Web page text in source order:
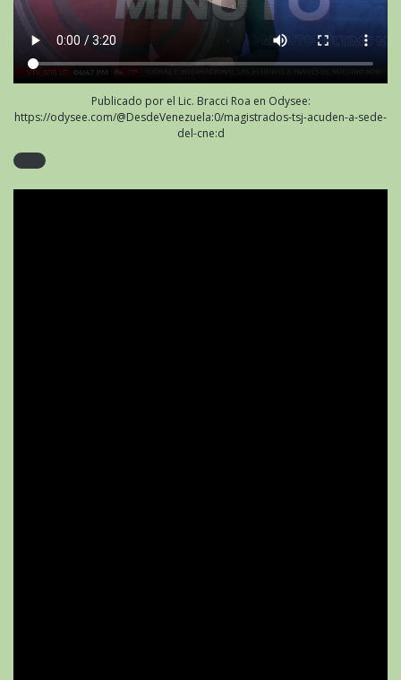
Publicado por el Lic. Bracci Roa en Odysee:
https://odysee.com/@DesdeVenezuela:0/magistrados-tsj-acuden-a-sede-
del-cne:d